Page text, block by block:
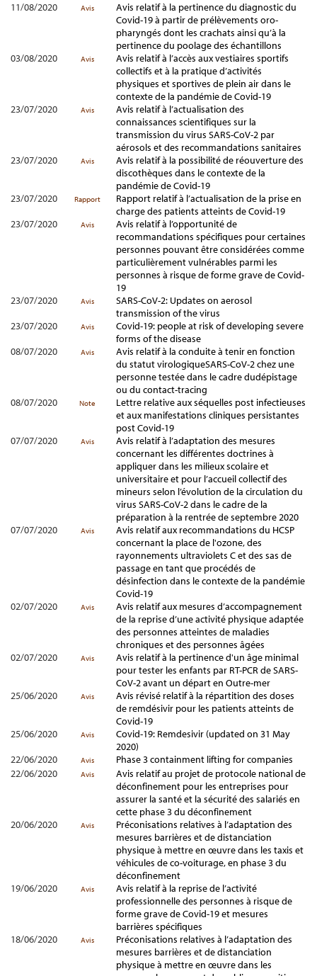
11/08/2020
Avis
Avis relatif à la pertinence du diagnostic du
Covid-19 à partir de prélèvements oro-
pharyngés dont les crachats ainsi qu’à la
pertinence du poolage des échantillons
03/08/2020
Avis
Avis relatif à l’accès aux vestiaires sportifs
collectifs et à la pratique d’activités
physiques et sportives de plein air dans le
contexte de la pandémie de Covid-19
23/07/2020
Avis
Avis relatif à l’actualisation des
connaissances scientifiques sur la
transmission du virus SARS-CoV-2 par
aérosols et des recommandations sanitaires
23/07/2020
Avis
Avis relatif à la possibilité de réouverture des
discothèques dans le contexte de la
pandémie de Covid-19
23/07/2020
Rapport
Rapport relatif à l’actualisation de la prise en
charge des patients atteints de Covid-19
23/07/2020
Avis
Avis relatif à l’opportunité de
recommandations spécifiques pour certaines
personnes pouvant être considérées comme
particulièrement vulnérables parmi les
personnes à risque de forme grave de Covid-
19
23/07/2020
Avis
SARS-CoV-2: Updates on aerosol
transmission of the virus
23/07/2020
Avis
Covid-19: people at risk of developing severe
forms of the disease
08/07/2020
Avis
Avis relatif à la conduite à tenir en fonction
du statut virologiqueSARS-CoV-2 chez une
personne testée dans le cadre dudépistage
ou du contact-tracing
08/07/2020
Note
Lettre relative aux séquelles post infectieuses
et aux manifestations cliniques persistantes
post Covid-19
07/07/2020
Avis
Avis relatif à l’adaptation des mesures
concernant les différentes doctrines à
appliquer dans les milieux scolaire et
universitaire et pour l’accueil collectif des
mineurs selon l’évolution de la circulation du
virus SARS-CoV-2 dans le cadre de la
préparation à la rentrée de septembre 2020
07/07/2020
Avis
Avis relatif aux recommandations du HCSP
concernant la place de l'ozone, des
rayonnements ultraviolets C et des sas de
passage en tant que procédés de
désinfection dans le contexte de la pandémie
Covid-19
02/07/2020
Avis
Avis relatif aux mesures d’accompagnement
de la reprise d’une activité physique adaptée
des personnes atteintes de maladies
chroniques et des personnes âgées
02/07/2020
Avis
Avis relatif à la pertinence d'un âge minimal
pour tester les enfants par RT-PCR de SARS-
CoV-2 avant un départ en Outre-mer
25/06/2020
Avis
Avis révisé relatif à la répartition des doses
de remdésivir pour les patients atteints de
Covid-19
25/06/2020
Avis
Covid-19: Remdesivir (updated on 31 May
2020)
22/06/2020
Avis
Phase 3 containment lifting for companies
22/06/2020
Avis
Avis relatif au projet de protocole national de
déconfinement pour les entreprises pour
assurer la santé et la sécurité des salariés en
cette phase 3 du déconfinement
20/06/2020
Avis
Préconisations relatives à l’adaptation des
mesures barrières et de distanciation
physique à mettre en œuvre dans les taxis et
véhicules de co-voiturage, en phase 3 du
déconfinement
19/06/2020
Avis
Avis relatif à la reprise de l’activité
professionnelle des personnes à risque de
forme grave de Covid-19 et mesures
barrières spécifiques
18/06/2020
Avis
Préconisations relatives à l’adaptation des
mesures barrières et de distanciation
physique à mettre en œuvre dans les